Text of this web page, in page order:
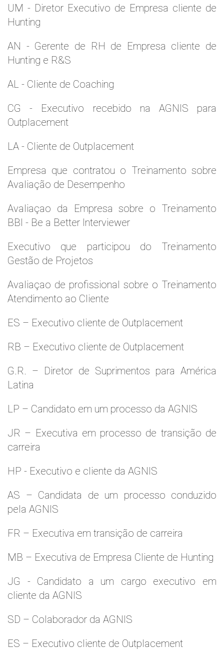
UM - Diretor Executivo de Empresa cliente de
Hunting
AN - Gerente de RH de Empresa cliente de
Hunting e R&S
AL - Cliente de Coaching
CG - Executivo recebido na AGNIS para
Outplacement
LA - Cliente de Outplacement
Empresa que contratou o Treinamento sobre
Avaliação de Desempenho
Avaliaçao da Empresa sobre o Treinamento
BBI - Be a Better Interviewer
Executivo que participou do Treinamento
Gestão de Projetos
Avaliaçao de profissional sobre o Treinamento
Atendimento ao Cliente
ES – Executivo cliente de Outplacement
RB – Executivo cliente de Outplacement
G.R. – Diretor de Suprimentos para América
Latina
LP – Candidato em um processo da AGNIS
JR – Executiva em processo de transição de
carreira
HP - Executivo e cliente da AGNIS
AS – Candidata de um processo conduzido
pela AGNIS
FR – Executiva em transição de carreira
MB – Executiva de Empresa Cliente de Hunting
JG - Candidato a um cargo executivo em
cliente da AGNIS
SD – Colaborador da AGNIS
ES – Executivo cliente de Outplacement